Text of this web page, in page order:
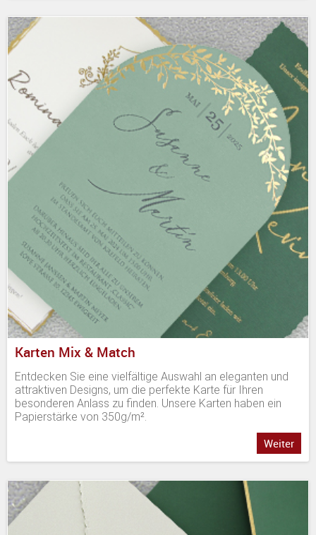
Karten Mix & Match
Entdecken Sie eine vielfältige Auswahl an eleganten und
attraktiven Designs, um die perfekte Karte für Ihren
besonderen Anlass zu finden. Unsere Karten haben ein
Papierstärke von 350g/m².
Weiter